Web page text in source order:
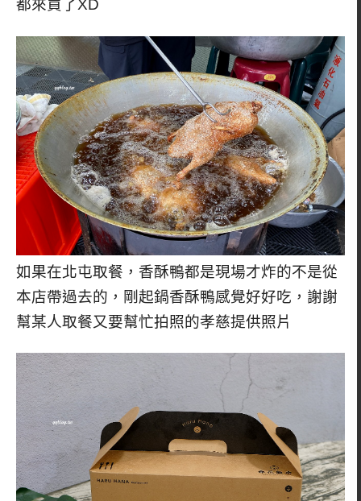
都來買了XD
如果在北屯取餐，香酥鴨都是現場才炸的不是從
本店帶過去的，剛起鍋香酥鴨感覺好好吃，謝謝
幫某人取餐又要幫忙拍照的孝慈提供照片